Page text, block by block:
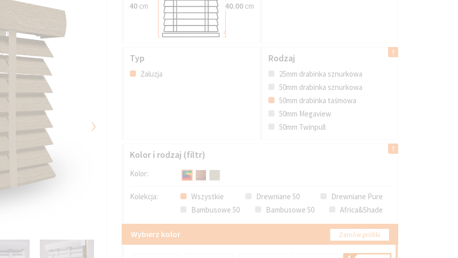
›
40 cm 40.00cm
Typ
Żaluzja
Rodzaj
25mm drabinka sznurkowa
50mm drabinka sznurkowa
50mm drabinka taśmowa
50mm Megaview
50mm Twinpull
Kolor i rodzaj (filtr)
Kolor:
Kolekcja: Wszystkie Drewniane 50
Drewniane Pure
Bambusowe 50
Bambusowe 50 Africa&Shade
Wybierz kolor Zamów próbki